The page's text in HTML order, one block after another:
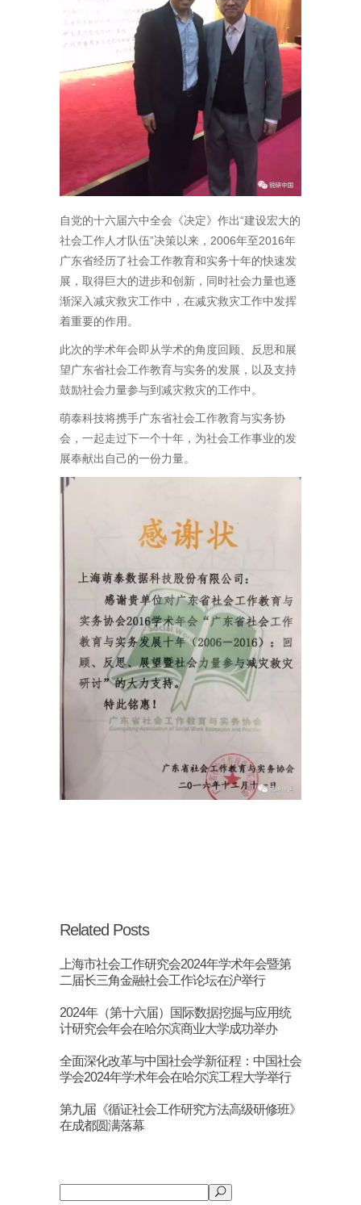
自党的十六届六中全会《决定》作出“建设宏大的
社会工作人才队伍”决策以来，2006年至2016年
广东省经历了社会工作教育和实务十年的快速发
展，取得巨大的进步和创新，同时社会力量也逐
渐深入减灾救灾工作中，在减灾救灾工作中发挥
着重要的作用。
此次的学术年会即从学术的角度回顾、反思和展
望广东省社会工作教育与实务的发展，以及支持
鼓励社会力量参与到减灾救灾的工作中。
萌泰科技将携手广东省社会工作教育与实务协
会，一起走过下一个十年，为社会工作事业的发
展奉献出自己的一份力量。
Related Posts
上海市社会工作研究会2024年学术年会暨第
二届长三角金融社会工作论坛在沪举行
2024年（第十六届）国际数据挖掘与应用统
计研究会年会在哈尔滨商业大学成功举办
全面深化改革与中国社会学新征程：中国社会
学会2024年学术年会在哈尔滨工程大学举行
第九届《循证社会工作研究方法高级研修班》
在成都圆满落幕